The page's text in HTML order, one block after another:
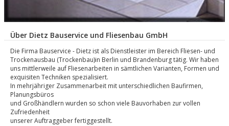
Über Dietz Bauservice und Fliesenbau GmbH
Die Firma Bauservice - Dietz ist als Dienstleister im Bereich Fliesen- und
Trockenausbau (Trockenbau)in Berlin und Brandenburg tätig. Wir haben
uns mittlerweile auf Fliesenarbeiten in sämtlichen Varianten, Formen und
exquisiten Techniken spezialisiert.
In mehrjähriger Zusammenarbeit mit unterschiedlichen Baufirmen,
Planungsbüros
und Großhändlern wurden so schon viele Bauvorhaben zur vollen
Zufriedenheit
unserer Auftraggeber fertiggestellt.